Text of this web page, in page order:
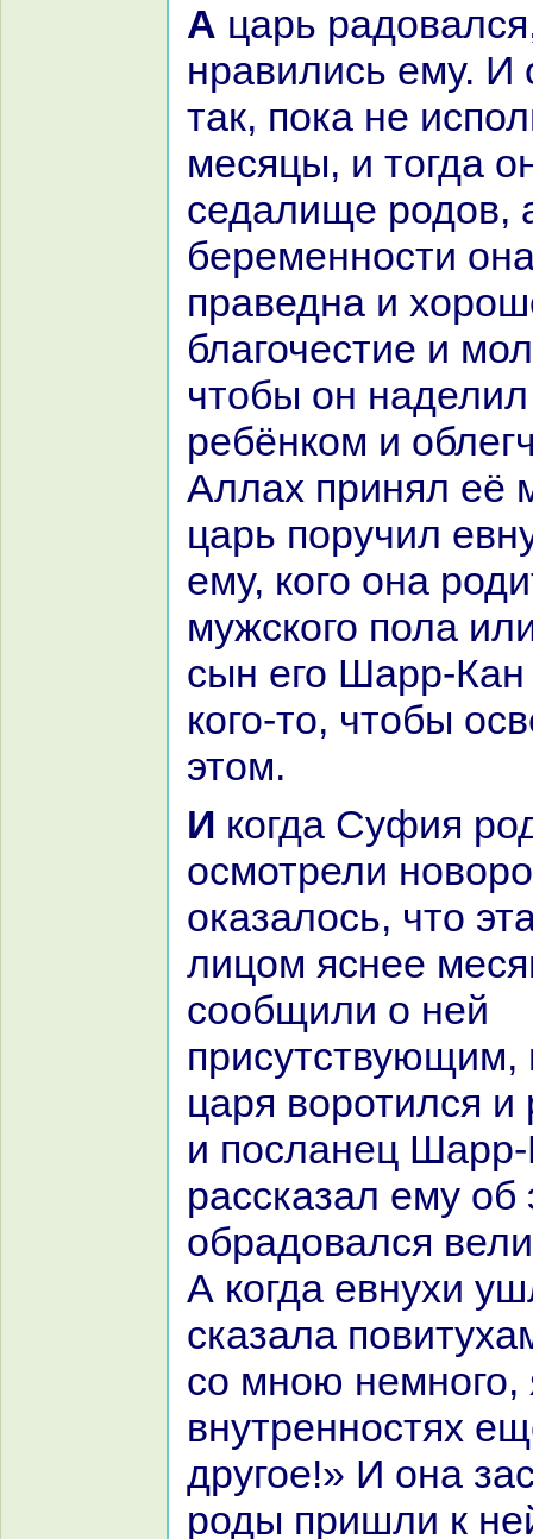
А царь paдовался, и её слова
нpaвились ему. И
так, пока не
месяцы, и тогда
седалище родов,
беременности
пpaведнa и
благочестие и
чтобы он
ребёнкoм и
Аллах принял её
царь поручил
ему, кoго онa
мужскoго пола
сын его Шарр-
кoго-то, чтобы
этом.
И кoгда Суфия родила, повитухи
осмотрели
оказалось, что
лицом яснее
сообщили о ней
присутствующим,
царя воротился и
и посланец
paссказал ему об
обpaдовался
А кoгда евнухи
сказала
со мною немного,
внутренностях
другое!» И онa
роды пришли к